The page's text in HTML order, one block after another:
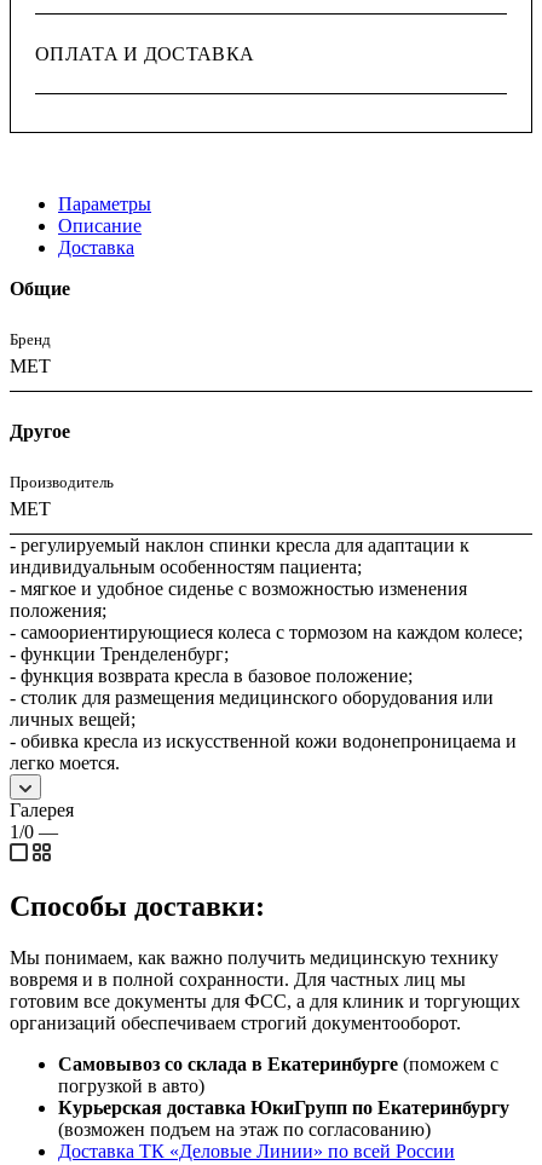
ОПЛАТА И ДОСТАВКА
Параметры
Описание
Доставка
Общие
Бренд
MET
Другое
Производитель
МЕТ
- регулируемый наклон спинки кресла для адаптации к
индивидуальным особенностям пациента;
- мягкое и удобное сиденье с возможностью изменения
положения;
- самоориентирующиеся колеса с тормозом на каждом колесе;
- функции Тренделенбург;
- функция возврата кресла в базовое положение;
- столик для размещения медицинского оборудования или
личных вещей;
- обивка кресла из искусственной кожи водонепроницаема и
легко моется.
Галерея
1/0 —
Способы доставки:
Мы понимаем, как важно получить медицинскую технику
вовремя и в полной сохранности. Для частных лиц мы
готовим все документы для ФСС, а для клиник и торгующих
организаций обеспечиваем строгий документооборот.
Самовывоз со склада в Екатеринбурге (поможем с
погрузкой в авто)
Курьерская доставка ЮкиГрупп по Екатеринбургу
(возможен подъем на этаж по согласованию)
Доставка ТК «Деловые Линии» по всей России